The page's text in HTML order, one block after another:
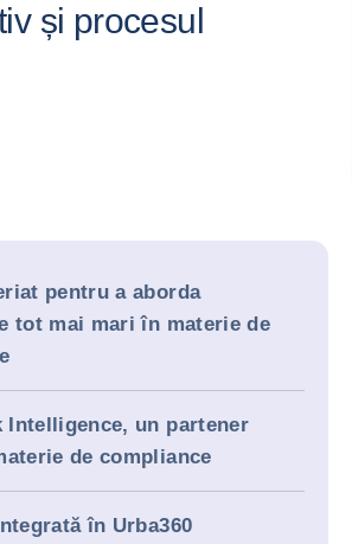
și procesul
pentru a aborda
tot mai mari în materie de
Intelligence, un partener
de compliance
în Urba360